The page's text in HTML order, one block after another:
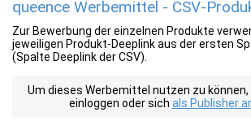
queence Werbemittel - CSV-
Zur Bewerbung der einzelnen Produkte
jeweiligen Produkt-Deeplink aus der ersten
(Spalte Deeplink der CSV).
Um dieses Werbemittel nutzen zu
einloggen oder sich als Publisher